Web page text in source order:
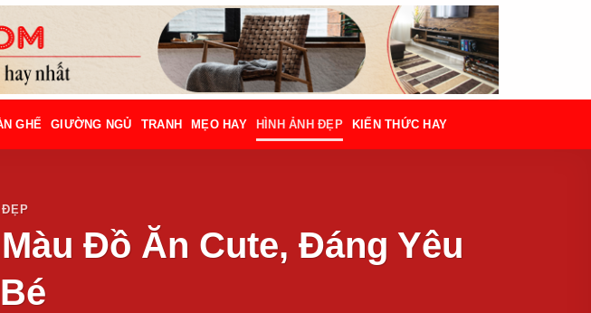
GHẾ GIƯỜNG NGỦ TRANH MẸO HAY HÌNH ẢNH ĐẸP KIẾN THỨC HAY
ĐẸP
Đồ Ăn Cute, Đáng Yêu